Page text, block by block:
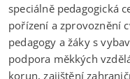
speciálně pedagogická
pořízení a zprovoznění
pedagogy a žáky s
podpora měkkých
korun, zajištění